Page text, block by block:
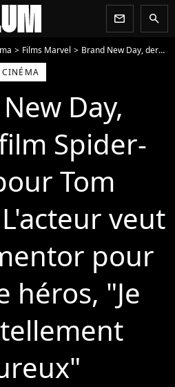
newsletter search
Films Marvel
Brand New Day, dernier film Spider-Man pour Tom Holland ? L'acteur veut être un mentor pour un autre héros, "Je serais tellement heureux"
CINÉMA
Day,
Spider-
Tom
veut
pour
héros, "Je